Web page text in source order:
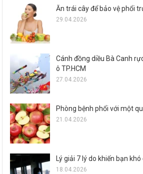
Ăn trái cây để bảo vệ phổi
29.04.2026
Cánh đồng diều Bà Canh
ô TP.HCM
27.04.2026
Phòng bệnh phổi với một
21.04.2026
Lý giải 7 lý do khiến bạn
18.04.2026